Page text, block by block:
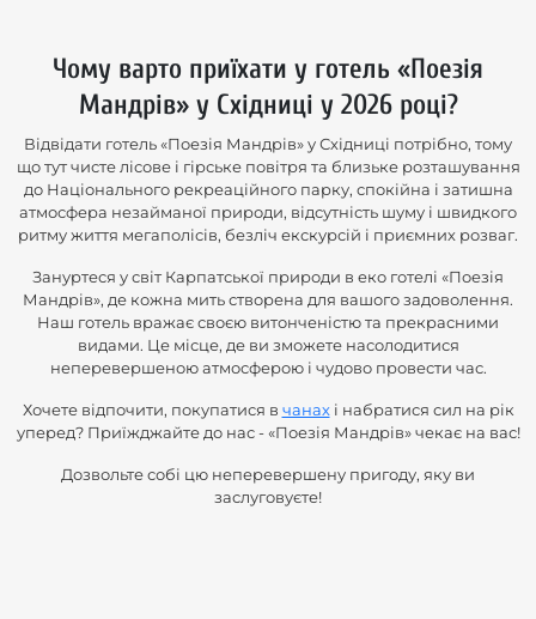
Чому варто приїхати у готель «Поезія
Мандрів» у Східниці у 2026 році?
Відвідати готель «Поезія Мандрів» у Східниці потрібно, тому
що тут чисте лісове і гірське повітря та близьке розташування
до Національного рекреаційного парку, спокійна і затишна
атмосфера незайманої природи, відсутність шуму і швидкого
ритму життя мегаполісів, безліч екскурсій і приємних розваг.
Зануртеся у світ Карпатської природи в еко готелі «Поезія
Мандрів», де кожна мить створена для вашого задоволення.
Наш готель вражає своєю витонченістю та прекрасними
видами. Це місце, де ви зможете насолодитися
неперевершеною атмосферою і чудово провести час.
Хочете відпочити, покупатися в чанахі набратися сил на рік
уперед? Приїжджайте до нас - «Поезія Мандрів» чекає на вас!
Дозвольте собі цю неперевершену пригоду, яку ви
заслуговуєте!